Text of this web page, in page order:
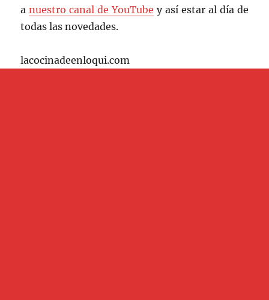
anuestro canal de YouTube y así estar al día de
todas las novedades.
lacocinadeenloqui.com